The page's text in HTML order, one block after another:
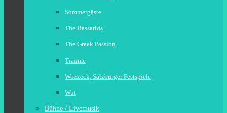
Sommergäste
The Bassarids
The Greek Passion
Träume
Wozzeck, Salzburger Festspiele
Wut
Bühne / Livemusik